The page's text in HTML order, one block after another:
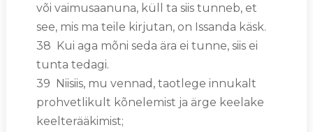
või vaimusaanuna, küll ta siis tunneb, et
see, mis ma teile kirjutan, on Issanda käsk.
38 Kui aga mõni seda ära ei tunne, siis ei
tunta tedagi.
39 Niisiis, mu vennad, taotlege innukalt
prohvetlikult kõnelemist ja ärge keelake
keelterääkimist;